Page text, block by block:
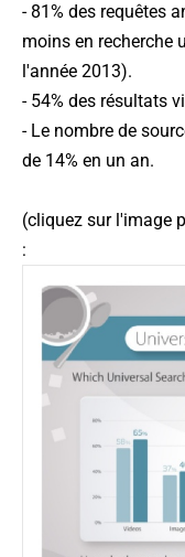
- 81% des requêtes
moins en recherche
l'année 2013).
- 54% des résultats
- Le nombre de
de 14% en un an.
(cliquez sur l'image
: